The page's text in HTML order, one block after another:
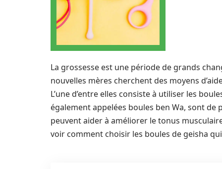
La grossesse est une période de grands
nouvelles mères cherchent des moyens
L’une d’entre elles consiste à utiliser les
également appelées boules ben Wa, sont de
peuvent aider à améliorer le tonus
voir comment choisir les boules de geisha